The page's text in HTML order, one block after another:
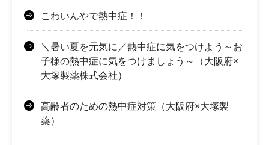
こわいんやで熱中症！！
＼暑い夏を元気に／熱中症に気をつけよう～お
子様の熱中症に気をつけましょう～（大阪府×
大塚製薬株式会社）
高齢者のための熱中症対策（大阪府×大塚製
薬）